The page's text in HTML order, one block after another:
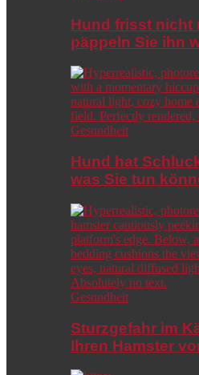
Hund frisst nicht
päppeln Sie ihn
Gesundheit
Hund hat
was Sie tun
Gesundheit
Sturzgefahr im
Ihren Hamster